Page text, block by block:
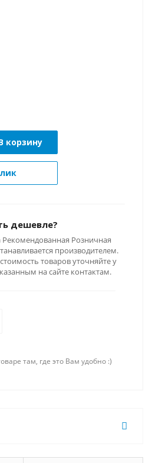
корзину
дешевле?
Рекомендованная Розничная
производителем.
товаров уточняйте у
на сайте контактам.
там, где это Вам удобно :)